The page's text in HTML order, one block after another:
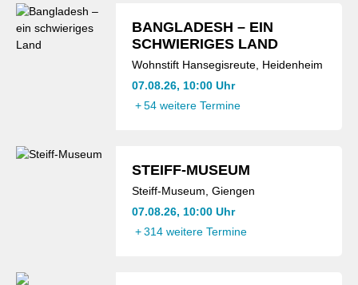
BANGLADESH – EIN
SCHWIERIGES LAND
Wohnstift Hansegisreute, Heidenheim
07.08.26, 10:00 Uhr
+ 54 weitere Termine
STEIFF-MUSEUM
Steiff-Museum, Giengen
07.08.26, 10:00 Uhr
+ 314 weitere Termine